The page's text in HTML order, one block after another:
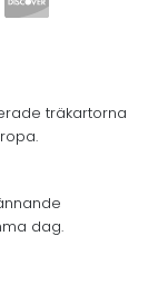
träkartorna
dag.